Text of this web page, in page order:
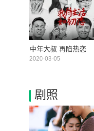
中年大叔 再陷热恋
2020-03-05
剧照